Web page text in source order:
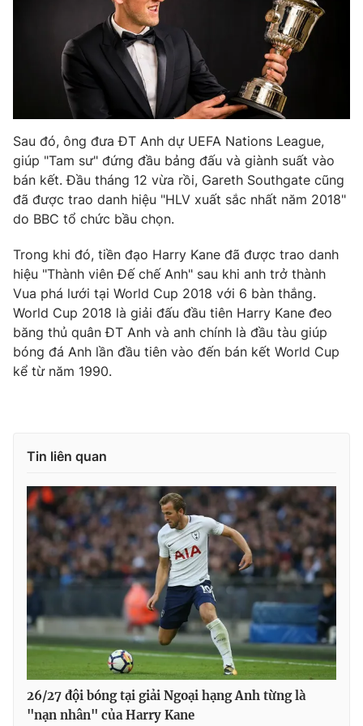
Infographic
Shorts video
VTV Money VTV Thể thao
VTV Sức khoẻ Bất động sản
Thị trường 24h
VTV4 Vươn mình bằng AI
VTV9 VTV8
Liên hệ tòa soạn English
Theo dõi báo trên
Cơ quan chủ quản:Đài Truyền hình Việt Nam
Cơ quan báo chí:
Thời báo VTV
Giấy phép hoạt động báo in và báo điện tử số 483/GP-BTTTT
cấp ngày 29/12/2023
Tổng Biên tập:Vũ Thanh Thủy
Phó Tổng Biên tập:Nguyễn Thị Mỹ Hạnh, Phạm Quốc Thắng,
Nguyễn Trọng Ninh
Tổng đài VTV:024.38 355 931 - 024.38 355 932
Sau đó, ông đưa ĐT Anh dự UEFA Nations League,
giúp "Tam sư" đứng đầu bảng đấu và giành suất vào
bán kết. Đầu tháng 12 vừa rồi, Gareth Southgate cũng
đã được trao danh hiệu "HLV xuất sắc nhất năm 2018"
do BBC tổ chức bầu chọn.
Trong khi đó, tiền đạo Harry Kane đã được trao danh
hiệu "Thành viên Đế chế Anh" sau khi anh trở thành
Vua phá lưới tại World Cup 2018 với 6 bàn thắng.
World Cup 2018 là giải đấu đầu tiên Harry Kane đeo
băng thủ quân ĐT Anh và anh chính là đầu tàu giúp
bóng đá Anh lần đầu tiên vào đến bán kết World Cup
kể từ năm 1990.
Tin liên quan
26/27 đội bóng tại giải Ngoại hạng Anh từng là
"nạn nhân" của Harry Kane